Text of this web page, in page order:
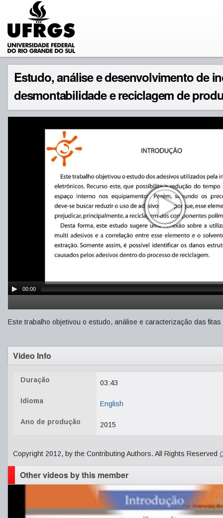
Estudo, análise e desenvolvimento de
desmontabilidade e reciclagem de
00:00
Este trabalho objetivou o estudo, análise e caracterização das
Video Info
Duração 03:43
Idioma English
Ano de produção 2015
Copyright 2012, by the Contributing Authors. All Rights Reserved
Other videos by this member